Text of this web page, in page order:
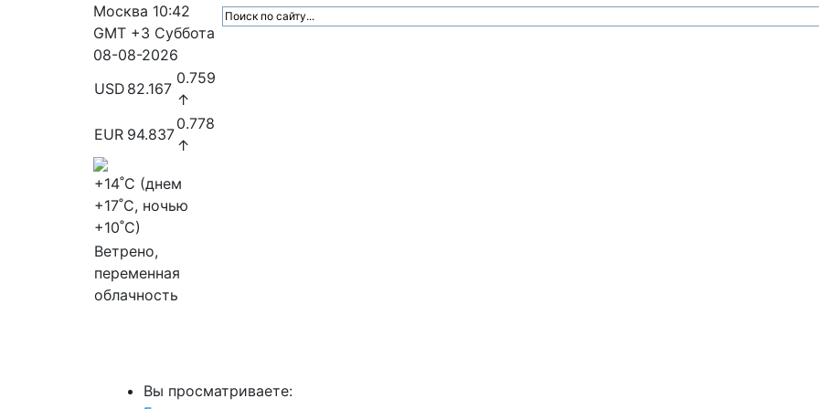
Москва 10:42
GMT +3 Суббота
08-08-2026
USD 82.167
0.759
↑
EUR 94.837
0.778
↑
+14˚C (днем
+17˚C, ночью
+10˚C)
Ветрено,
переменная
облачность
Вы просматриваете: